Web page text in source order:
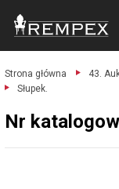
Strona główna
43.
Słupek.
Nr